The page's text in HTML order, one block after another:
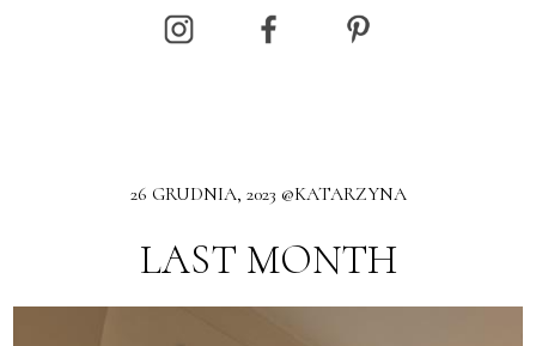
26 GRUDNIA, 2023 @KATARZYNA
LAST MONTH